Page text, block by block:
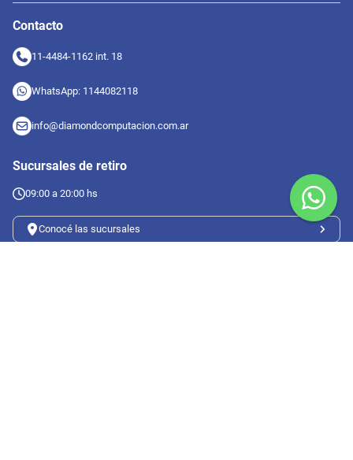
Contacto
11-4484-1162 int. 18
WhatsApp: 1144082118
info@diamondcomputacion.com.ar
Sucursales de retiro
09:00 a 20:00 hs
Conocé las sucursales